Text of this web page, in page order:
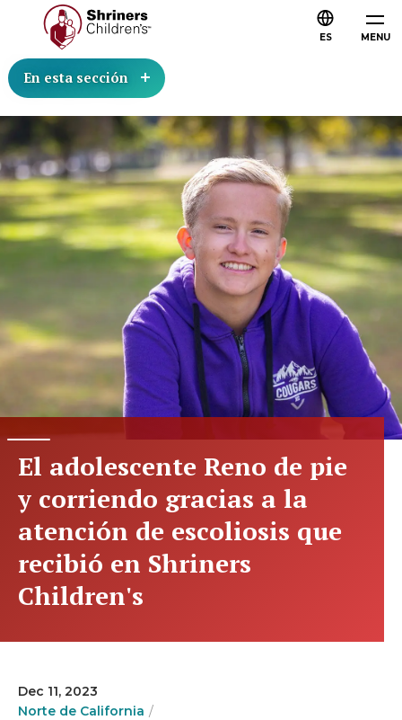
MENU
ES
En esta sección
El adolescente Reno de pie
y corriendo gracias a la
atención de escoliosis que
recibió en Shriners
Children's
Dec 11, 2023
Norte de California